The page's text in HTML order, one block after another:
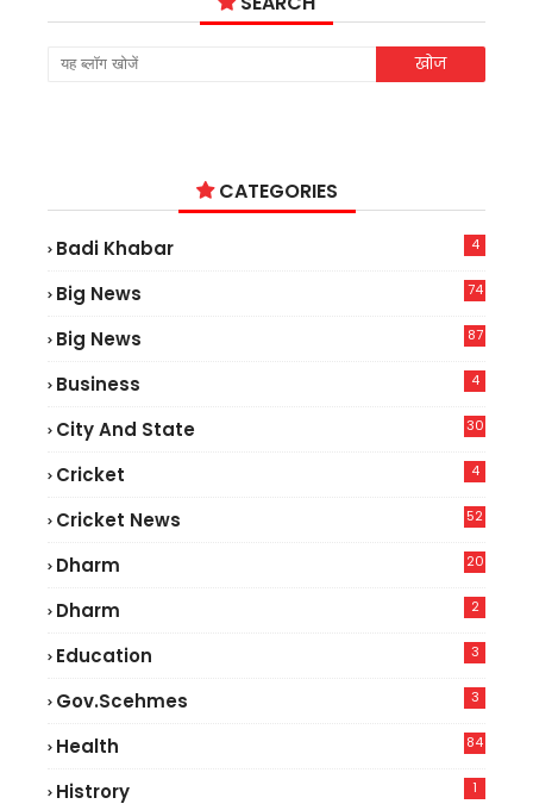
CATEGORIES
Badi Khabar 4
Big News
74
Big News
87
Business 4
City And State 30
Cricket 4
Cricket News
52
Dharm 20
Dharm 2
Education 3
Gov.scehmes 3
Health
84
Histrory 1